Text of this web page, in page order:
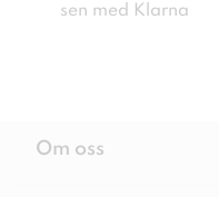
sen med Klarna
Om oss